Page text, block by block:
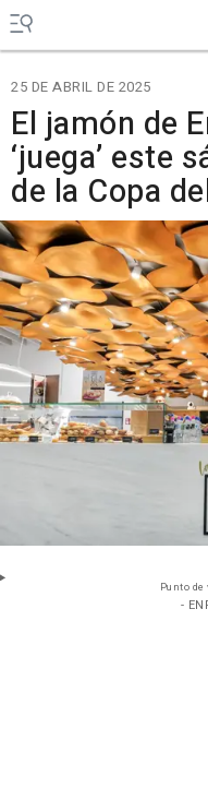
25 DE ABRIL DE 2025
El jamón de
‘juega’ este
de la Copa
Punto de
-